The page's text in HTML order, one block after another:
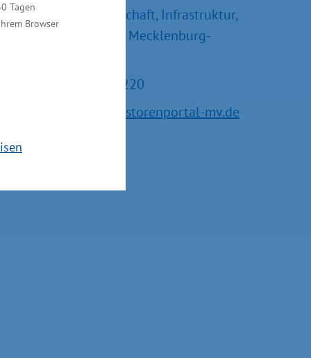
Tagen
Browser
Ministerium für Wirtschaft, Infrastruktur,
Tourismus und Arbeit Mecklenburg-
Tel.: +49 385 588-15220
service@investorenportal-mv.de